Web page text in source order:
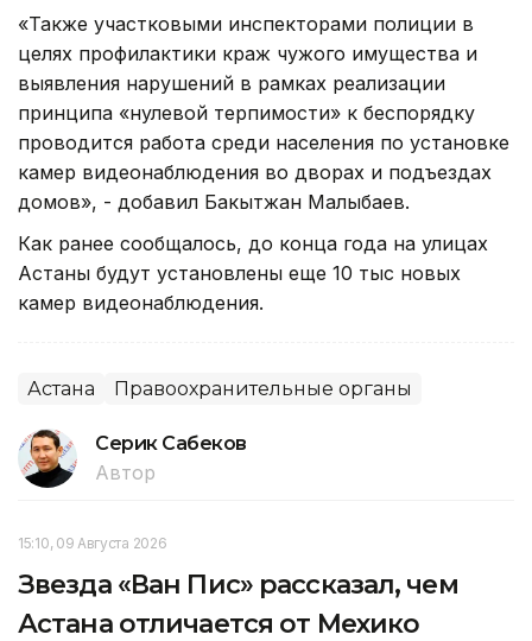
«Также участковыми инспекторами полиции в
целях профилактики краж чужого имущества и
выявления нарушений в рамках реализации
принципа «нулевой терпимости» к беспорядку
проводится работа среди населения по установке
камер видеонаблюдения во дворах и подъездах
домов», - добавил Бакытжан Малыбаев.
Как ранее сообщалось, до конца года на улицах
Астаны будут установлены еще 10 тыс новых
камер видеонаблюдения.
Астана Правоохранительные органы
Серик Сабеков
Автор
15:10, 09 Августа 2026
Звезда «Ван Пис» рассказал, чем
Астана отличается от Мехико